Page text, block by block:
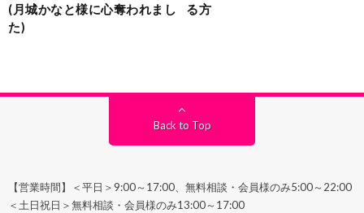
(月城かなと様に心奪われまし
た)
る方
Back to Top
【営業時間】＜平日＞9:00～17:00、無料相談・会員様のみ5:00～22:00
＜土日祝日＞無料相談・会員様のみ13:00～17:00